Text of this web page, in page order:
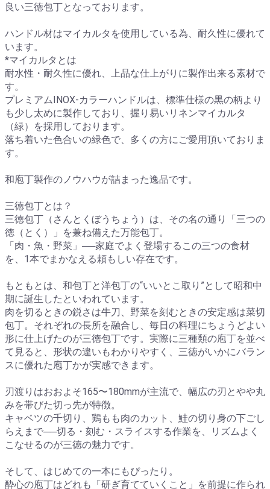
良い三徳包丁となっております。
ハンドル材はマイカルタを使用している為、耐久性に優れて
います。
*マイカルタとは
耐水性・耐久性に優れ、上品な仕上がりに製作出来る素材で
す。
プレミアムINOX-カラーハンドルは、標準仕様の黒の柄より
も少し太めに製作しており、握り易いリネンマイカルタ
（緑）を採用しております。
落ち着いた色合いの緑色で、多くの方にご愛用頂いておりま
す。
和庖丁製作のノウハウが詰まった逸品です。
三徳包丁とは？
三徳包丁（さんとくぼうちょう）は、その名の通り「三つの
徳（とく）」を兼ね備えた万能包丁。
「肉・魚・野菜」──家庭でよく登場するこの三つの食材
を、1本でまかなえる頼もしい存在です。
もともとは、和包丁と洋包丁の“いいとこ取り”として昭和中
期に誕生したといわれています。
肉を切るときの鋭さは牛刀、野菜を刻むときの安定感は菜切
包丁。それぞれの長所を融合し、毎日の料理にちょうどよい
形に仕上げたのが三徳包丁です。実際に三種類の庖丁を並べ
て見ると、形状の違いもわかりやすく、三徳がいかにバラン
スに優れた庖丁かが実感できます。
刃渡りはおおよそ165〜180mmが主流で、幅広の刃とやや丸
みを帯びた切っ先が特徴。
キャベツの千切り、鶏もも肉のカット、鮭の切り身の下ごし
らえまで──切る・刻む・スライスする作業を、リズムよく
こなせるのが三徳の魅力です。
そして、はじめての一本にもぴったり。
酔心の庖丁はどれも「研ぎ育てていくこと」を前提に作られ